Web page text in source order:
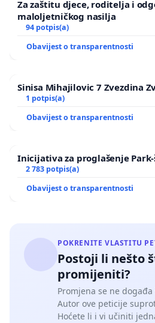
Za zaštitu djece, roditelja i
maloljetničkog nasilja
94 potpis(a)
Obavijest o transparentnosti
Sinisa Mihajilovic 7 Zvezdina
1 potpis(a)
Obavijest o transparentnosti
Inicijativa za proglašenje
2 783 potpis(a)
Obavijest o transparentnosti
POKRENITE VLASTITU
Postoji li nešto
promijeniti?
Promjena se ne
Autor ove peticije
Hoćete li i vi učiniti